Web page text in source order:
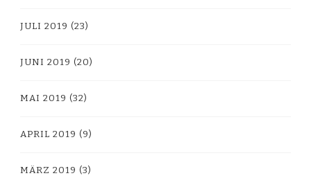
JULI 2019 (23)
JUNI 2019 (20)
MAI 2019 (32)
APRIL 2019 (9)
MÄRZ 2019 (3)